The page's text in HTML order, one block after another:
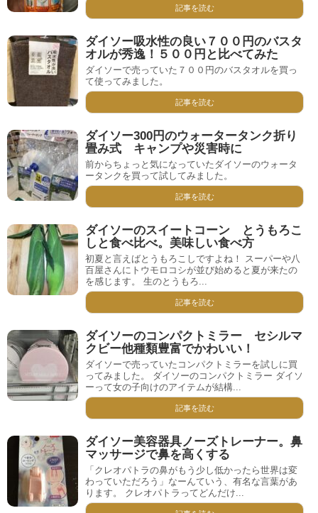
記事を読む
ダイソー吸水性の良い７００円のバスタ
オルが秀逸！５００円と比べてみた
ダイソーで売っていた７００円のバスタオルを買っ
て使ってみました。
記事を読む
ダイソー300円のウォータータンク折り
畳み式 キャンプや災害時に
前からちょっと気になっていたダイソーのウォータ
ータンクを買って試してみました。
記事を読む
ダイソーのスイートコーン とうもろこ
しと食べ比べ。美味しい食べ方
初夏と言えばとうもろこしですよね！ スーパーや八
百屋さんにトウモロコシが並び始めると夏が来たの
を感じます。 生のとうもろ...
記事を読む
ダイソーのコンパクトミラー セシルマ
クビー他種類豊富でかわいい！
ダイソーで売っていたコンパクトミラーを試しに買
ってみました。 ダイソーのコンパクトミラー ダイソ
ーって女の子向けのアイテムが結構...
記事を読む
ダイソー美容器具ノーズトレーナー。鼻
マッサージで鼻を高くする
「クレオパトラの鼻がもう少し低かったら世界は変
わっていただろう」なーんていう、有名な言葉があ
ります。 クレオパトラってどんだけ...